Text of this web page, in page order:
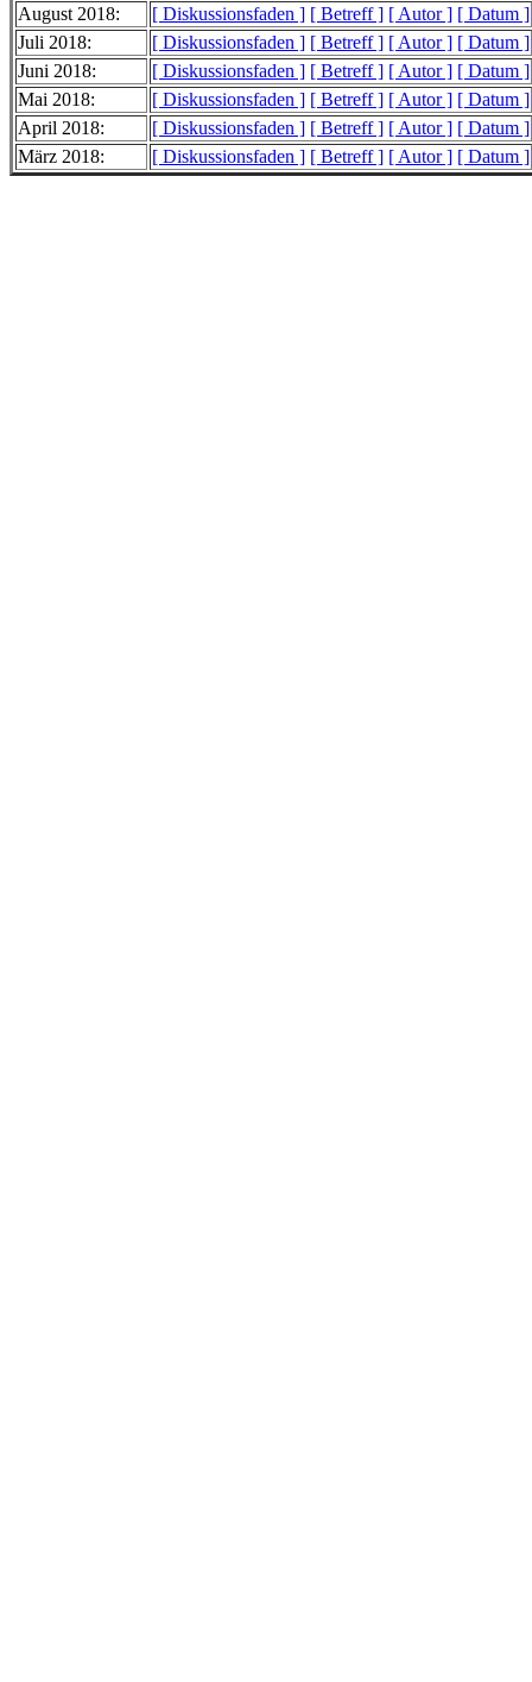
August 2018: [ Diskussionsfaden ] [ Betreff ] [ Autor ] [ Datum ]
Juli 2018:
[ Diskussionsfaden ] [ Betreff ] [ Autor ] [ Datum ]
Juni 2018:
[ Diskussionsfaden ] [ Betreff ] [ Autor ] [ Datum ]
Mai 2018:
[ Diskussionsfaden ] [ Betreff ] [ Autor ] [ Datum ]
April 2018:
[ Diskussionsfaden ] [ Betreff ] [ Autor ] [ Datum ]
März 2018:
[ Diskussionsfaden ] [ Betreff ] [ Autor ] [ Datum ]